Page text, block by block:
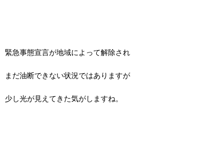
緊急事態宣言が地域によって解除され
まだ油断できない状況ではありますが
少し光が見えてきた気がしますね。